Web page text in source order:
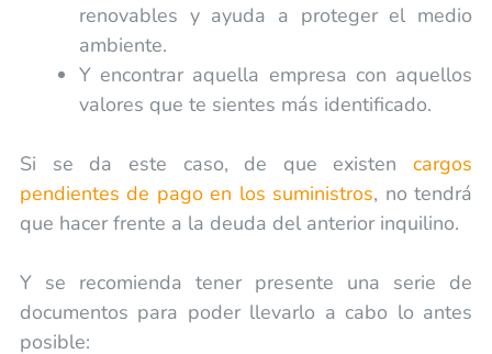
renovables y ayuda a proteger el medio
ambiente.
Y encontrar aquella empresa con aquellos
valores que te sientes más identificado.
Si se da este caso, de que existencargos
pendientes de pago en los suministros, no tendrá
que hacer frente a la deuda del anterior inquilino.
Y se recomienda tener presente una serie de
documentos para poder llevarlo a cabo lo antes
posible: